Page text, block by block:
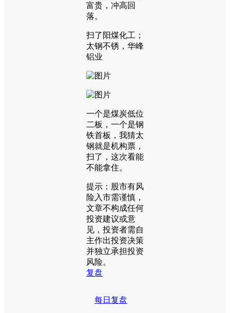
富贵，冲高回
落。
扫了阳煤化工；
太钢不锈，华峰
铝业
一个是煤炭低位
二板，一个是钢
铁首板，我猜太
钢就是机构票，
扫了，这次看能
不能拿住。
提示：股市有风
险入市需谨慎，
文章不构成任何
投资建议或意
见，投资者需自
主作出投资决策
并独立承担投资
风险。
复盘
每日复盘